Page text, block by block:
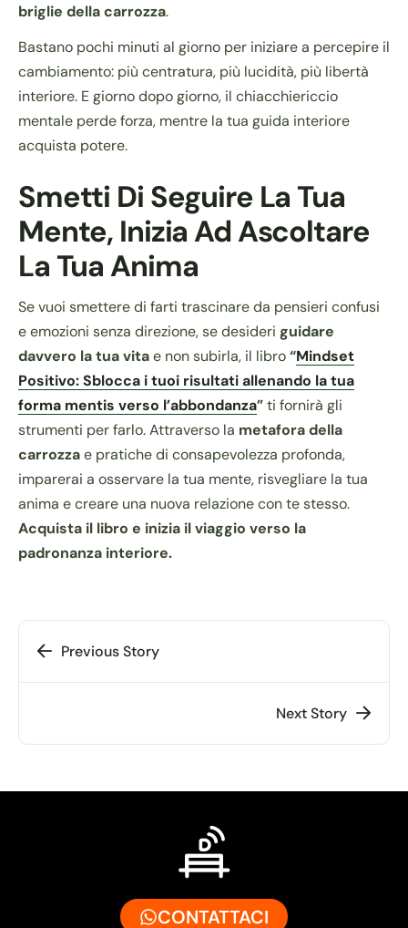
briglie della carrozza.
Bastano pochi minuti al giorno per iniziare a percepire il
cambiamento: più centratura, più lucidità, più libertà
interiore. E giorno dopo giorno, il chiacchiericcio
mentale perde forza, mentre la tua guida interiore
acquista potere.
Smetti Di Seguire La Tua
Mente, Inizia Ad Ascoltare
La Tua Anima
Se vuoi smettere di farti trascinare da pensieri confusi
e emozioni senza direzione, se desideri guidare
davvero la tua vitae non subirla, il libro“Mindset
Positivo: Sblocca i tuoi risultati allenando la tua
forma mentis verso l’abbondanza”ti fornirà gli
strumenti per farlo. Attraverso la metafora della
carrozzae pratiche di consapevolezza profonda,
imparerai a osservare la tua mente, risvegliare la tua
anima e creare una nuova relazione con te stesso.
Acquista il libro e inizia il viaggio verso la
padronanza interiore.
Previous Story
Next Story
CONTATTACI